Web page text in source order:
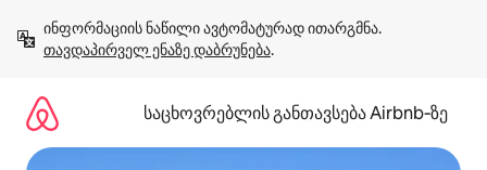
გადასვლა
თავდაპირველ ენაზე დაბრუნება.
საცხოვრებლის განთავსება Airbnb‑ზე